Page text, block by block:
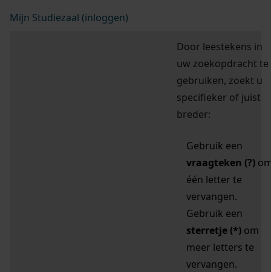
Mijn Studiezaal (inloggen)
Door leestekens in
uw zoekopdracht te
gebruiken, zoekt u
specifieker of juist
breder:
Gebruik een
vraagteken (?)
één letter te
vervangen.
Gebruik een
sterretje (*) om
meer letters te
vervangen.